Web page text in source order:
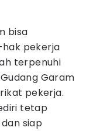
bisa
pekerja
terpenuhi
Garam
pekerja.
tetap
siap